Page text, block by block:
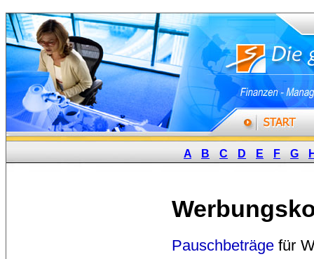
A B C D E F G
Pauschbeträge für